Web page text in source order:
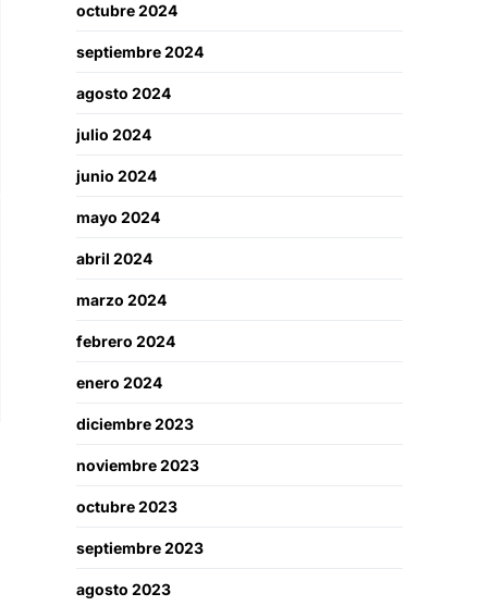
octubre 2024
septiembre 2024
agosto 2024
julio 2024
junio 2024
mayo 2024
abril 2024
marzo 2024
febrero 2024
enero 2024
diciembre 2023
noviembre 2023
octubre 2023
septiembre 2023
agosto 2023